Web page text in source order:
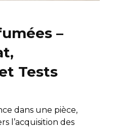
–
Tests
dans une pièce,
l’acquisition des